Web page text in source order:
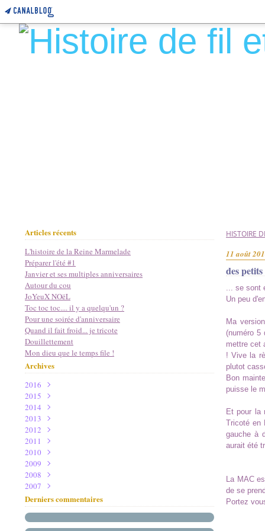
Articles récents
L'histoire de la Reine Marmelade
Préparer l'été #1
Janvier et ses multiples anniversaires
Autour du cou
JoYeuX NOëL
Toc toc toc.... il y a quelqu'un ?
Pour une soirée d'anniversaire
Quand il fait froid... je tricote
Douillettement
Mon dieu que le temps file !
Archives
2016
Mai(1)
Avril
Janvier
2015
Décembre
Novembre
Février
Janvier
2014
Novembre
Octobre
Septembre
Août
Juillet
Juin
Mai(2)
Mars(9)
Février(4)
Janvier(4)
2013
Décembre
Novembre
Octobre
Septembre
Août
Juillet
Juin(1)
Mai(3)
Avril(8)
2012
Décembre
Novembre
Octobre
Septembre
Août
Juillet(10)
Juin(3)
Mai(1)
2011
Décembre
Novembre
Octobre
Septembre
Août(6)
Juillet(6)
Juin(9)
2010
Décembre
Novembre
Octobre
Septembre(8)
Août(10)
Juillet(7)
2009
Décembre
Novembre
Octobre(13)
Septembre(16)
Août(21)
2008
Décembre
Novembre(19)
Octobre(21)
Septembre(18)
2007
Décembre(18)
Novembre(13)
Octobre(19)
Derniers commentaires
HISTOIRE
11 août
des
... se sont
Un peu
Ma
(numéro 5
mettre cet
! Vive la
plutot
Bon
puisse le
Et pour la
Tricoté en
gauche à
aurait été
La MAC
de se
Portez